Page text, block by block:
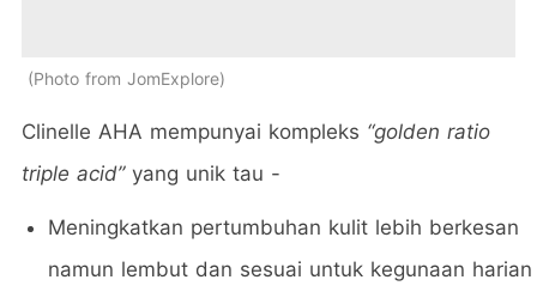
Photo from JomExplore
Clinelle AHA mempunyai kompleks “golden ratio
triple acid” yang unik tau -
Meningkatkan pertumbuhan kulit lebih berkesan
namun lembut dan sesuai untuk kegunaan harian